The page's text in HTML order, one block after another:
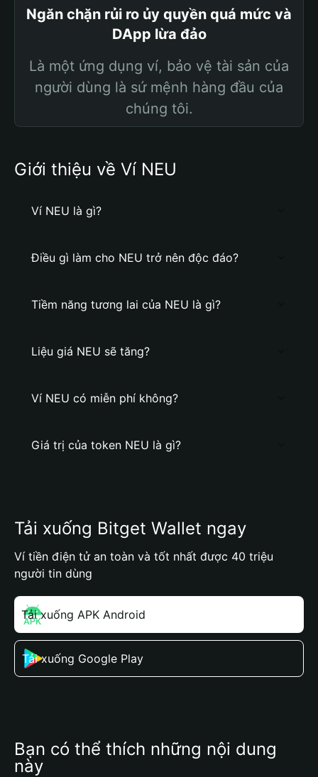
Ngăn chặn rủi ro ủy quyền quá mức và
DApp lừa đảo
Là một ứng dụng ví, bảo vệ tài sản của
người dùng là sứ mệnh hàng đầu của
chúng tôi.
Giới thiệu về Ví NEU
Ví NEU là gì?
Điều gì làm cho NEU trở nên độc đáo?
Tiềm năng tương lai của NEU là gì?
Liệu giá NEU sẽ tăng?
Ví NEU có miễn phí không?
Giá trị của token NEU là gì?
Tải xuống Bitget Wallet ngay
Ví tiền điện tử an toàn và tốt nhất được 40 triệu
người tin dùng
Tải xuống APK Android
Tải xuống Google Play
Bạn có thể thích những nội dung
này